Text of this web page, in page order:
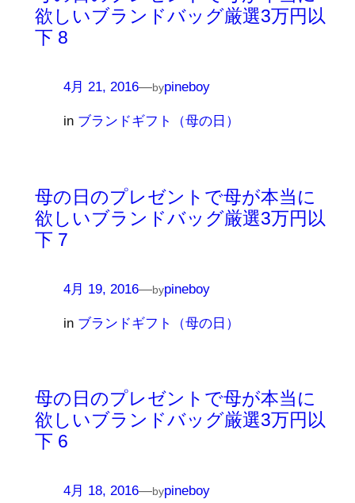
欲しいブランドバッグ厳選3万円以
下 8
4月 21, 2016—bypineboy
in ブランドギフト（母の日）
母の日のプレゼントで母が本当に
欲しいブランドバッグ厳選3万円以
下 7
4月 19, 2016—bypineboy
in ブランドギフト（母の日）
母の日のプレゼントで母が本当に
欲しいブランドバッグ厳選3万円以
下 6
4月 18, 2016—bypineboy